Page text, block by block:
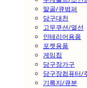
말골/큐범퍼
당구대천
고무쿠션/열선
인테리어용품
포켓용품
게임칩
당구장가구
당구장컴퓨터/
기록지/큐분